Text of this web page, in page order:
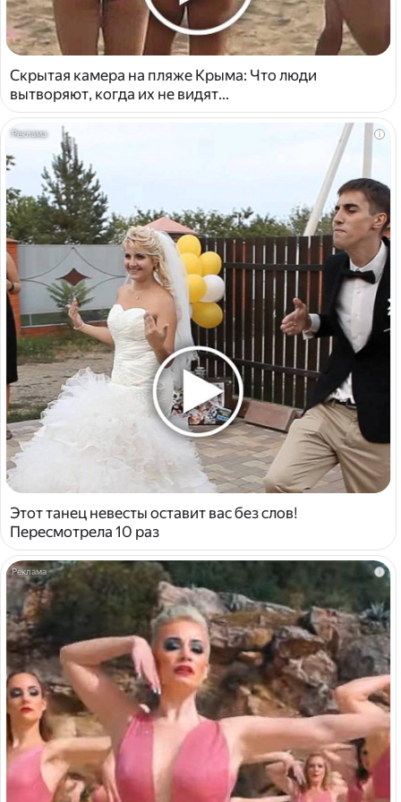
Скрытая камера на пляже Крыма: Что люди
вытворяют, когда их не видят...
i
Этот танец невесты оставит вас без слов!
Пересмотрела 10 раз
i